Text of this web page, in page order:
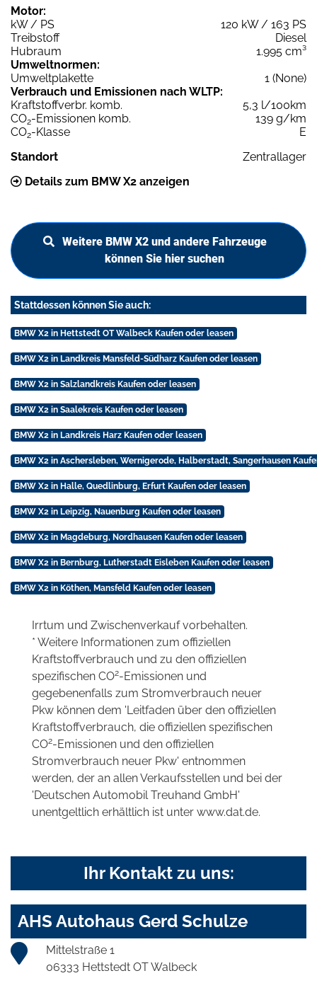
Motor:
kW / PS
120 kW / 163 PS
Treibstoff
Diesel
Hubraum
1.995 cm³
Umweltnormen:
Umweltplakette
1 (None)
Verbrauch und Emissionen nach WLTP:
Kraftstoffverbr. komb.
5,3 l/100km
CO2-Emissionen komb.
139 g/km
CO2-Klasse
E
Standort
Zentrallager
Details zum BMW X2 anzeigen
Weitere BMW X2 und andere Fahrzeuge
können Sie hier suchen
Stattdessen können Sie auch:
BMW X2 in Hettstedt OT Walbeck Kaufen oder leasen
BMW X2 in Landkreis Mansfeld-Südharz Kaufen oder leasen
BMW X2 in Salzlandkreis Kaufen oder leasen
BMW X2 in Saalekreis Kaufen oder leasen
BMW X2 in Landkreis Harz Kaufen oder leasen
BMW X2 in Aschersleben, Wernigerode, Halberstadt, Sangerhausen
BMW X2 in Halle, Quedlinburg, Erfurt Kaufen oder leasen
BMW X2 in Leipzig, Nauenburg Kaufen oder leasen
BMW X2 in Magdeburg, Nordhausen Kaufen oder leasen
BMW X2 in Bernburg, Lutherstadt Eisleben Kaufen oder leasen
BMW X2 in Köthen, Mansfeld Kaufen oder leasen
Irrtum und Zwischenverkauf vorbehalten.
* Weitere Informationen zum offiziellen
Kraftstoffverbrauch und zu den offiziellen
spezifischen CO2-Emissionen und
gegebenenfalls zum Stromverbrauch neuer
Pkw können dem 'Leitfaden über den offiziellen
Kraftstoffverbrauch, die offiziellen spezifischen
CO2-Emissionen und den offiziellen
Stromverbrauch neuer Pkw' entnommen
werden, der an allen Verkaufsstellen und bei der
'Deutschen Automobil Treuhand GmbH'
unentgeltlich erhältlich ist unter www.dat.de.
Ihr Kontakt zu uns:
AHS Autohaus Gerd Schulze
Mittelstraße 1
06333 Hettstedt OT Walbeck